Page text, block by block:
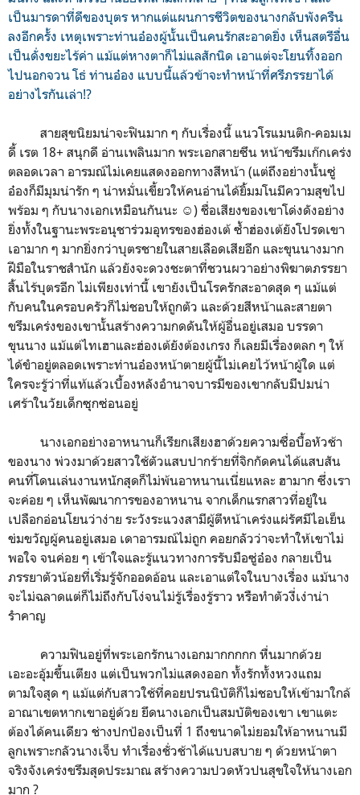
เป็นมารดาที่ดีของบุตร หากแต่แผนการชีวิตของนางกลับพังครืน
ลงอีกครั้ง เหตุเพราะท่านอ๋องผู้นั้นเป็นคนรักสะอาดยิ่ง เห็นสตรีอื่น
เป็นดั่งขยะไร้ค่า แม้แต่หางตาก็ไม่แลสักนิด เอาแต่จะโยนทิ้งออก
ไปนอกจวน โธ่ ท่านอ๋อง แบบนี้แล้วข้าจะทำหน้าที่ศรีภรรยาได้
อย่างไรกันเล่า!?
สายสุขนิยมน่าจะฟินมาก ๆ กับเรื่องนี้ แนวโรแมนติก-คอมเม
ดี้ เรต 18+ สนุกดี อ่านเพลินมาก พระเอกสายซึน หน้าขรึมเก๊กเคร่ง
ตลอดเวลา อารมณ์ไม่เคยแสดงออกทางสีหน้า (แต่ถึงอย่างนั้นซู่
อ๋องก็มีมุมน่ารัก ๆ น่าหมั่นเขี้ยวให้คนอ่านได้ยิ้มมโนมีความสุขไป
พร้อม ๆ กับนางเอกเหมือนกันนะ ☺) ชื่อเสียงของเขาโด่งดังอย่าง
ยิ่งทั้งในฐานะพระอนุชาร่วมอุทรของฮ่องเต้ ซ้ำฮ่องเต้ยังโปรดเขา
เอามาก ๆ มากยิ่งกว่าบุตรชายในสายเลือดเสียอีก และขุนนางมาก
ฝีมือในราชสำนัก แล้วยังจะดวงชะตาที่ชวนผวาอย่างพิฆาตภรรยา
สิ้นไร้บุตรอีก ไม่เพียงเท่านี้ เขายังเป็นโรครักสะอาดสุด ๆ แม้แต่
กับคนในครอบครัวก็ไม่ชอบให้ถูกตัว และด้วยสีหน้าและสายตา
ขรึมเคร่งของเขานั้นสร้างความกดดันให้ผู้อื่นอยู่เสมอ บรรดา
ขุนนาง แม้แต่ไทเฮาและฮ่องเต้ยังต้องเกรง ก็เลยมีเรื่องตลก ๆ ให้
ได้ขำอยู่ตลอดเพราะท่านอ๋องหน้าตายผู้นี้ไม่เคยไว้หน้าผู้ใด แต่
ใครจะรู้ว่าที่แท้แล้วเบื้องหลังอำนาจบารมีของเขากลับมีปมน่า
เศร้าในวัยเด็กซุกซ่อนอยู่
นางเอกอย่างอาหนานก็เรียกเสียงฮาด้วยความซื่อบื้อหัวช้า
ของนาง พ่วงมาด้วยสาวใช้ตัวแสบปากร้ายที่จิกกัดคนได้แสบสัน
คนที่โดนเล่นงานหนักสุดก็ไม่พ้นอาหนานเนี่ยแหละ ฮามาก ซึ่งเรา
จะค่อย ๆ เห็นพัฒนาการของอาหนาน จากเด็กแรกสาวที่อยู่ใน
เปลือกอ่อนโยนว่าง่าย ระวังระแวงสามีผู้ตีหน้าเคร่งแผ่รัศมีไอเย็น
ข่มขวัญผู้คนอยู่เสมอ เดาอารมณ์ไม่ถูก คอยกลัวว่าจะทำให้เขาไม่
พอใจ จนค่อย ๆ เข้าใจและรู้แนวทางการรับมือซู่อ๋อง กลายเป็น
ภรรยาตัวน้อยที่เริ่มรู้จักออดอ้อน และเอาแต่ใจในบางเรื่อง แม้นาง
จะไม่ฉลาดแต่ก็ไม่ถึงกับโง่จนไม่รู้เรื่องรู้ราว หรือทำตัวงี่เง่าน่า
รำคาญ
ความฟินอยู่ที่พระเอกรักนางเอกมากกกกก หื่นมากด้วย
เอะอะอุ้มขึ้นเตียง แต่เป็นพวกไม่แสดงออก ทั้งรักทั้งหวงแถม
ตามใจสุด ๆ แม้แต่กับสาวใช้ที่คอยปรนนิบัติก็ไม่ชอบให้เข้ามาใกล้
อาณาเขตหากเขาอยู่ด้วย ยึดนางเอกเป็นสมบัติของเขา เขาแตะ
ต้องได้คนเดียว ช่างปกป้องเป็นที่ 1 ถึงขนาดไม่ยอมให้อาหนานมี
ลูกเพราะกลัวนางเจ็บ ทำเรื่องชั่วช้าได้แบบสบาย ๆ ด้วยหน้าตา
จริงจังเคร่งขรึมสุดประมาณ สร้างความปวดหัวปนสุขใจให้นางเอก
มาก ?